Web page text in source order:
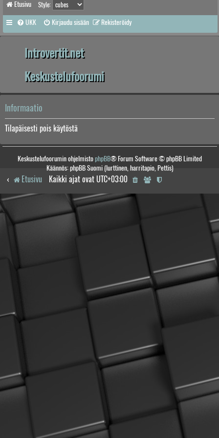
Etusivu Style:
UKK Kirjaudu sisään Rekisteröidy
Introvertit.net
Keskustelufoorumi
Informaatio
Tilapäisesti pois käytöstä
Keskustelufoorumin ohjelmistophpBB® Forum Software © phpBB Limited
Käännös: phpBB Suomi (lurttinen, harritapio, Pettis)
Etusivu Kaikki ajat ovat UTC+03:00